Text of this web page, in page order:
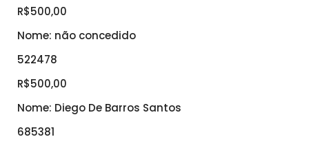
R$500,00
Nome: não concedido
522478
R$500,00
Nome: Diego De Barros Santos
685381